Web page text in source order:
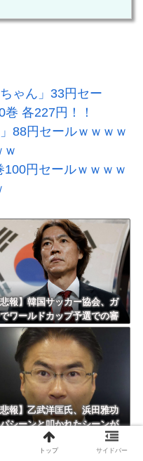
ゃん」33円セー
各227円！！
88円セールｗｗｗｗ
100円セールｗｗｗｗ
報】韓国サッカー協会、ガ
ワールドカップ予選での審
の性接待がバレ大炎上大騒
にｗｗｗｗｗｗｗｗ
悲報】乙武洋匡氏、浜田雅功
シーンと叩かれたシーンが
エアされず「障害者相手だ
送されなくなる。俺、逆差
トップ サイドバー